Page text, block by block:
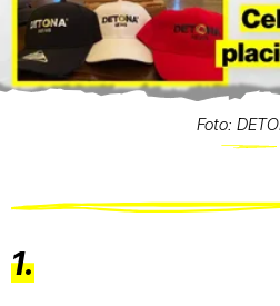
Foto:
1.